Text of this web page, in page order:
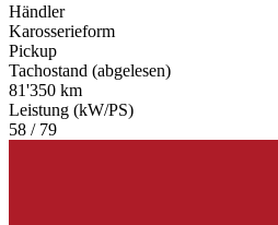
Händler
Karosserieform
Pickup
Tachostand (abgelesen)
81'350 km
Leistung (kW/PS)
58 / 79